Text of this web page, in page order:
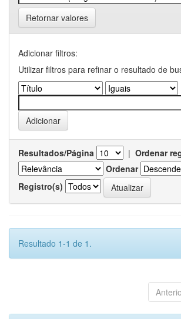
Retornar valores
Adicionar filtros:
Utilizar filtros para refinar o resultado de
Resultados/Página | Ordenar
Ordenar
Registro(s)
Resultado 1-1 de 1.